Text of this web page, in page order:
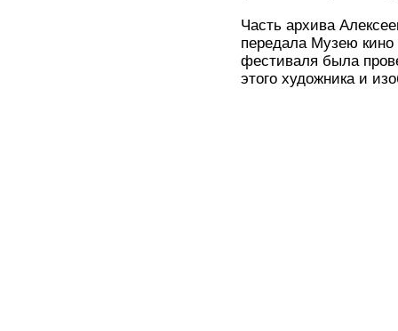
Часть архива
передала Музею кино
фестиваля была
этого художника и